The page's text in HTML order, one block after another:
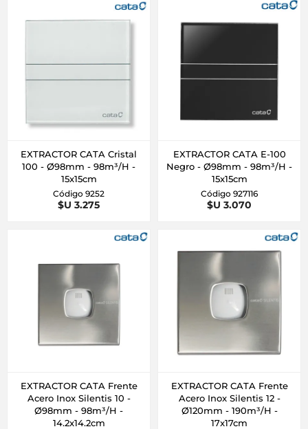
EXTRACTOR CATA Cristal
100 - Ø98mm - 98m³/H -
15x15cm
Código 9252
$U 3.275
EXTRACTOR CATA E-100
Negro - Ø98mm - 98m³/H -
15x15cm
Código 927116
$U 3.070
EXTRACTOR CATA Frente
Acero Inox Silentis 10 -
Ø98mm - 98m³/H -
14.2x14.2cm
EXTRACTOR CATA Frente
Acero Inox Silentis 12 -
Ø120mm - 190m³/H -
17x17cm